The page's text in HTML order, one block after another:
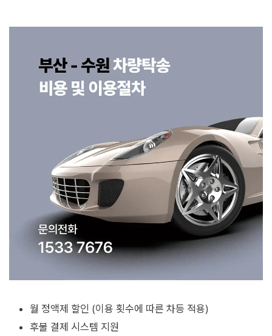
월 정액제 할인 (이용 횟수에 따른 차등 적용)
후불 결제 시스템 지원